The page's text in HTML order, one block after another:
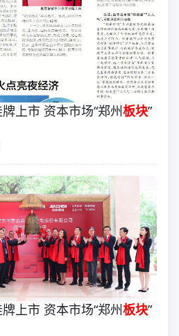
上市 资本市场“郑州板块”
上市 资本市场“郑州板块”